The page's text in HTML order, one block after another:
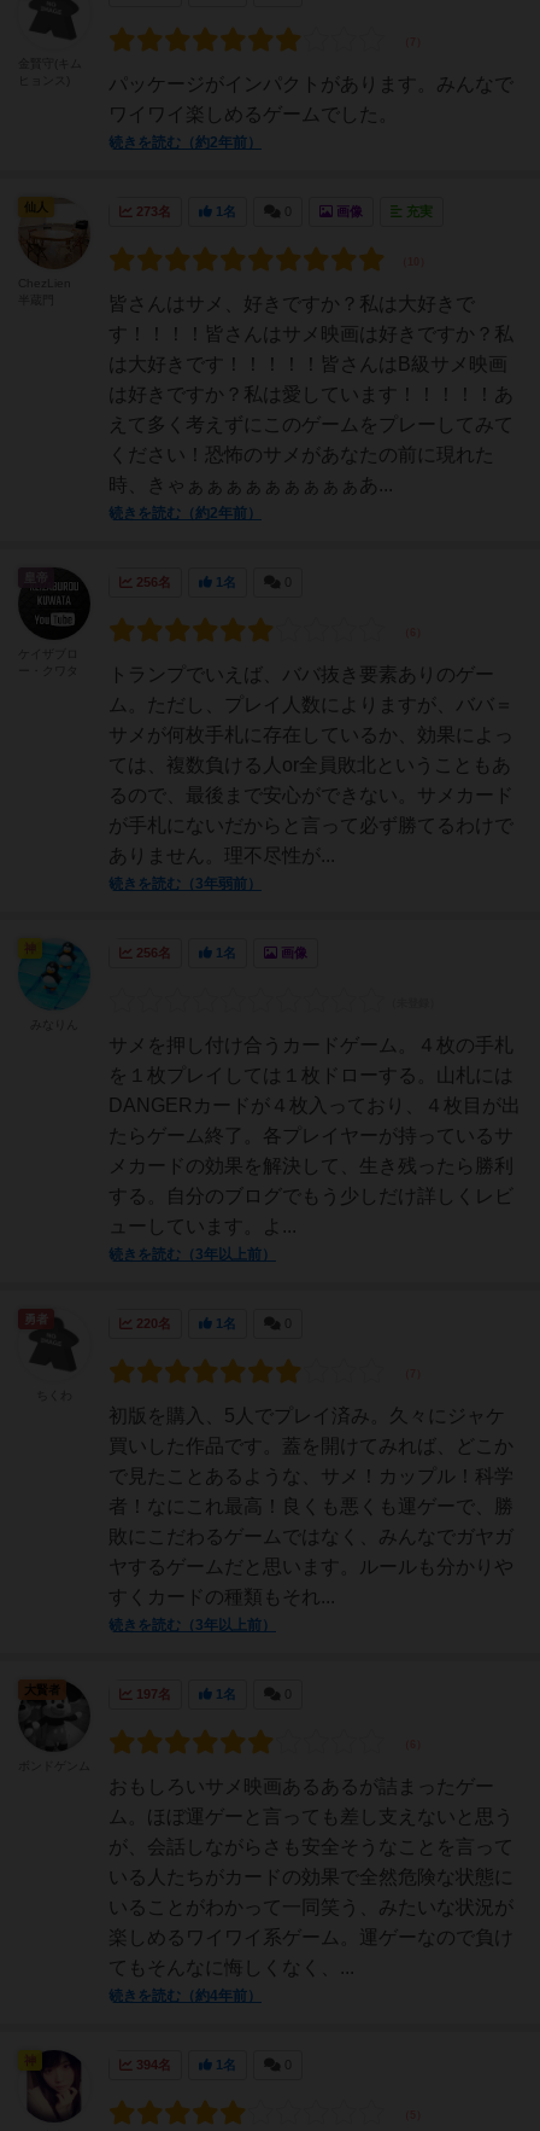
パッケージがインパクトがあります。みんなで
ワイワイ楽しめるゲームでした。
続きを読む（約2年前）
273名 1名 画像 充実
皆さんはサメ、好きですか？私は大好きで
す！！！！皆さんはサメ映画は好きですか？私
は大好きです！！！！！皆さんはB級サメ映画
は好きですか？私は愛しています！！！！！あ
えて多く考えずにこのゲームをプレーしてみて
ください！恐怖のサメがあなたの前に現れた
時、きゃぁぁぁぁぁぁぁぁぁあ...
続きを読む（約2年前）
仙人
256名 1名
トランプでいえば、ババ抜き要素ありのゲー
ム。ただし、プレイ人数によりますが、ババ＝
サメが何枚手札に存在しているか、効果によっ
ては、複数負ける人or全員敗北ということもあ
るので、最後まで安心ができない。サメカード
が手札にないだからと言って必ず勝てるわけで
ありません。理不尽性が...
続きを読む（3年弱前）
皇帝
256名 1名 画像
サメを押し付け合うカードゲーム。４枚の手札
を１枚プレイしては１枚ドローする。山札には
DANGERカードが４枚入っており、４枚目が出
たらゲーム終了。各プレイヤーが持っているサ
メカードの効果を解決して、生き残ったら勝利
する。自分のブログでもう少しだけ詳しくレビ
ューしています。よ...
続きを読む（3年以上前）
神
220名 1名
初版を購入、5人でプレイ済み。久々にジャケ
買いした作品です。蓋を開けてみれば、どこか
で見たことあるような、サメ！カップル！科学
者！なにこれ最高！良くも悪くも運ゲーで、勝
敗にこだわるゲームではなく、みんなでガヤガ
ヤするゲームだと思います。ルールも分かりや
すくカードの種類もそれ...
続きを読む（3年以上前）
勇者
197名 1名
おもしろいサメ映画あるあるが詰まったゲー
ム。ほぼ運ゲーと言っても差し支えないと思う
が、会話しながらさも安全そうなことを言って
いる人たちがカードの効果で全然危険な状態に
いることがわかって一同笑う、みたいな状況が
楽しめるワイワイ系ゲーム。運ゲーなので負け
てもそんなに悔しくなく、...
続きを読む（約4年前）
大賢者
394名 1名
神